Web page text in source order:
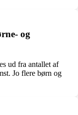
og
ud fra antallet af
Jo flere børn og